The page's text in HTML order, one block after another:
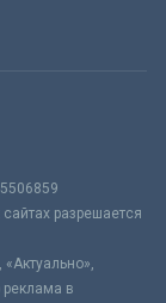
разрешается
реклама в